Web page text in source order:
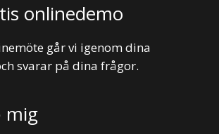
onlinedemo
går vi igenom dina
svarar på dina frågor.
mig